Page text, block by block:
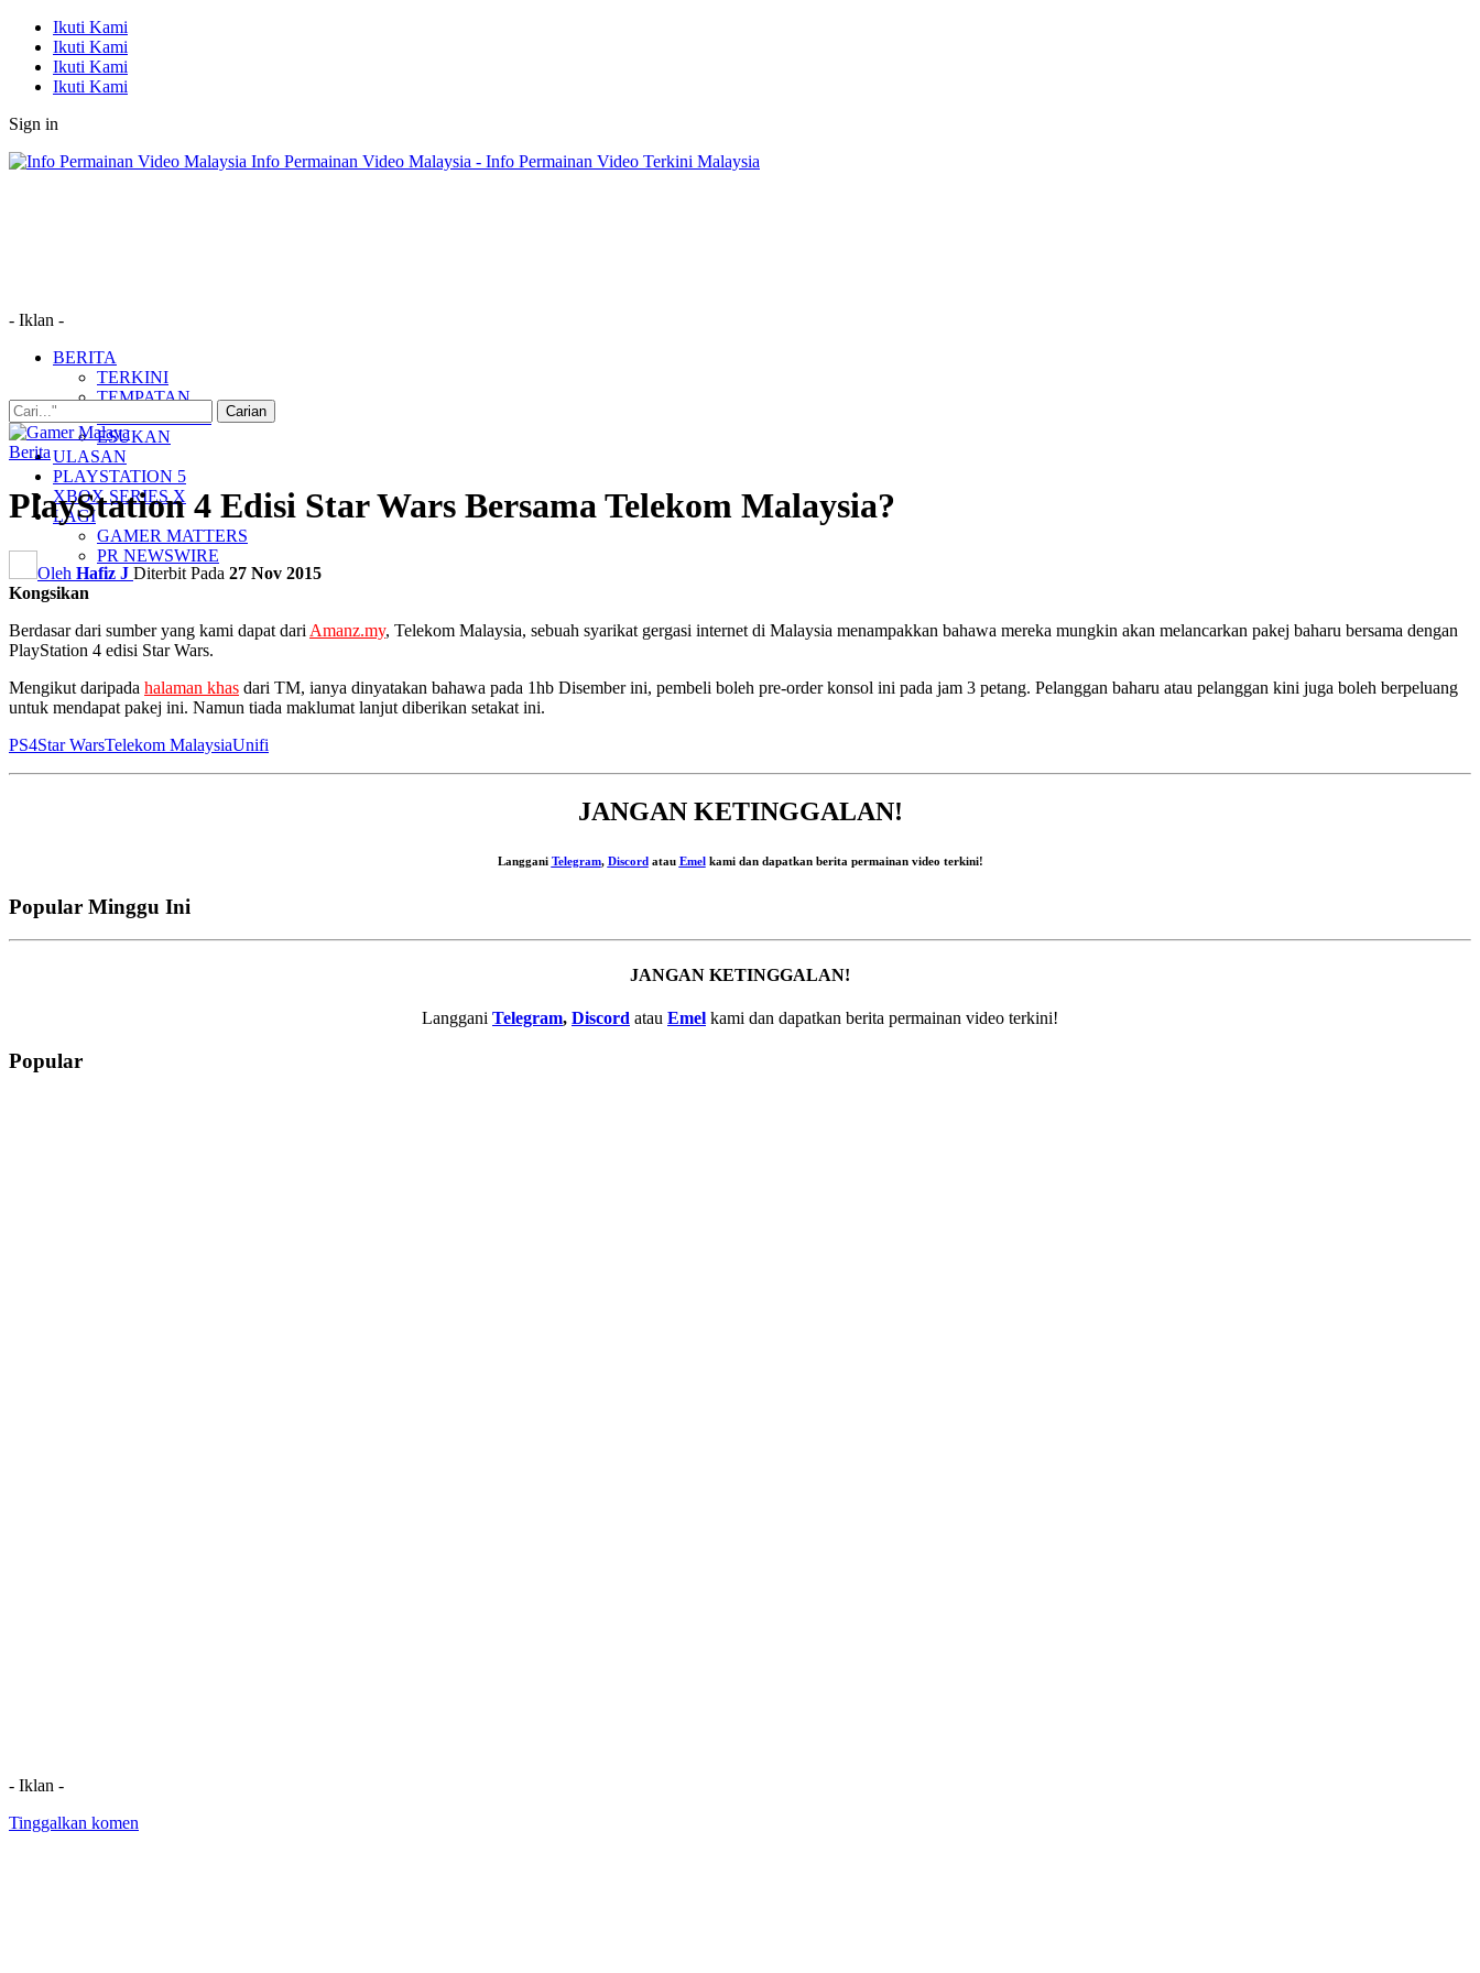
Ikuti Kami
Ikuti Kami
Ikuti Kami
Ikuti Kami
Sign in
Info Permainan Video Malaysia - Info Permainan Video Terkini Malaysia
- Iklan -
BERITA
TERKINI
TEMPATAN
ESUKAN
ULASAN
PLAYSTATION 5
XBOX SERIES X
LAGI
GAMER MATTERS
PR NEWSWIRE
Berita
PlayStation 4 Edisi Star Wars Bersama Telekom Malaysia?
Oleh Hafiz J Diterbit Pada 27 Nov 2015
Kongsikan
Berdasar dari sumber yang kami dapat dari Amanz.my, Telekom Malaysia, sebuah syarikat gergasi internet di Malaysia menampakkan bahawa mereka mungkin akan melancarkan pakej baharu bersama dengan
PlayStation 4 edisi Star Wars.
Mengikut daripada halaman khas dari TM, ianya dinyatakan bahawa pada 1hb Disember ini, pembeli boleh pre-order konsol ini pada jam 3 petang. Pelanggan baharu atau pelanggan kini juga boleh berpeluang
untuk mendapat pakej ini. Namun tiada maklumat lanjut diberikan setakat ini.
PS4Star WarsTelekom MalaysiaUnifi
JANGAN KETINGGALAN!
Langgani Telegram, Discordatau Emel kami dan dapatkan berita permainan video terkini!
Popular Minggu Ini
JANGAN KETINGGALAN!
Langgani Telegram, Discord atau Emel kami dan dapatkan berita permainan video terkini!
Popular
- Iklan -
Tinggalkan komen